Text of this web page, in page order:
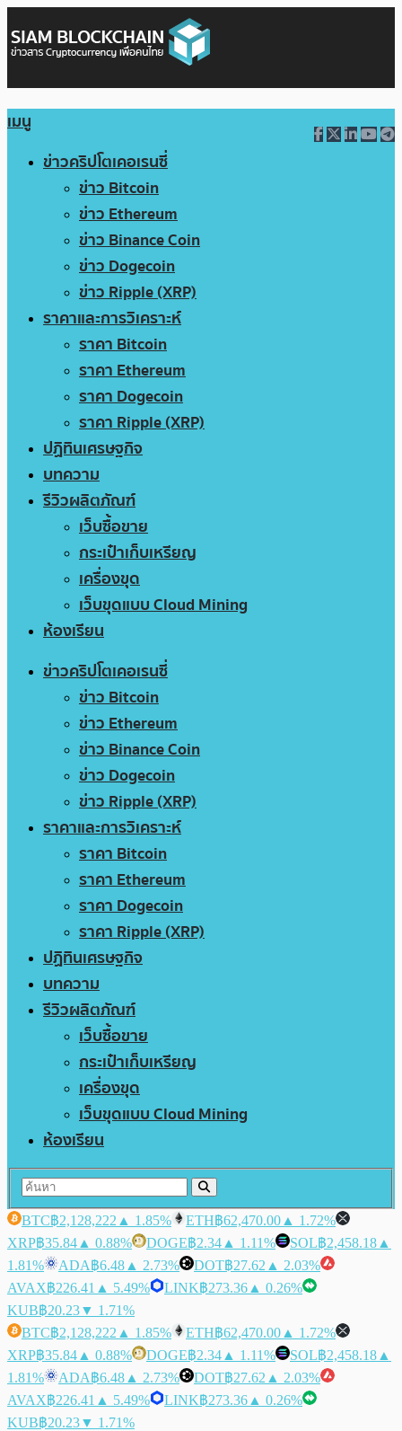
เมนู
ข่าวคริปโตเคอเรนซี่
ข่าว Bitcoin
ข่าว Ethereum
ข่าว Binance Coin
ข่าว Dogecoin
ข่าว Ripple (XRP)
ราคาและการวิเคราะห์
ราคา Bitcoin
ราคา Ethereum
ราคา Dogecoin
ราคา Ripple (XRP)
ปฏิทินเศรษฐกิจ
บทความ
รีวิวผลิตภัณฑ์
เว็บซื้อขาย
กระเป๋าเก็บเหรียญ
เครื่องขุด
เว็บขุดแบบ Cloud Mining
ห้องเรียน
ข่าวคริปโตเคอเรนซี่
ข่าว Bitcoin
ข่าว Ethereum
ข่าว Binance Coin
ข่าว Dogecoin
ข่าว Ripple (XRP)
ราคาและการวิเคราะห์
ราคา Bitcoin
ราคา Ethereum
ราคา Dogecoin
ราคา Ripple (XRP)
ปฏิทินเศรษฐกิจ
บทความ
รีวิวผลิตภัณฑ์
เว็บซื้อขาย
กระเป๋าเก็บเหรียญ
เครื่องขุด
เว็บขุดแบบ Cloud Mining
ห้องเรียน
BTC฿2,128,222 ▲ 1.85% ETH฿62,470.00 ▲ 1.72%
XRP฿35.84 ▲ 0.88% DOGE฿2.34 ▲ 1.11% SOL฿2,458.18 ▲
1.81%
ADA฿6.48 ▲ 2.73% DOT฿27.62 ▲ 2.03%
AVAX฿226.41 ▲ 5.49% LINK฿273.36 ▲ 0.26%
KUB฿20.23▼ 1.71%
BTC฿2,128,222 ▲ 1.85% ETH฿62,470.00 ▲ 1.72%
XRP฿35.84 ▲ 0.88% DOGE฿2.34 ▲ 1.11% SOL฿2,458.18 ▲
1.81%
ADA฿6.48 ▲ 2.73% DOT฿27.62 ▲ 2.03%
AVAX฿226.41 ▲ 5.49% LINK฿273.36 ▲ 0.26%
KUB฿20.23▼ 1.71%